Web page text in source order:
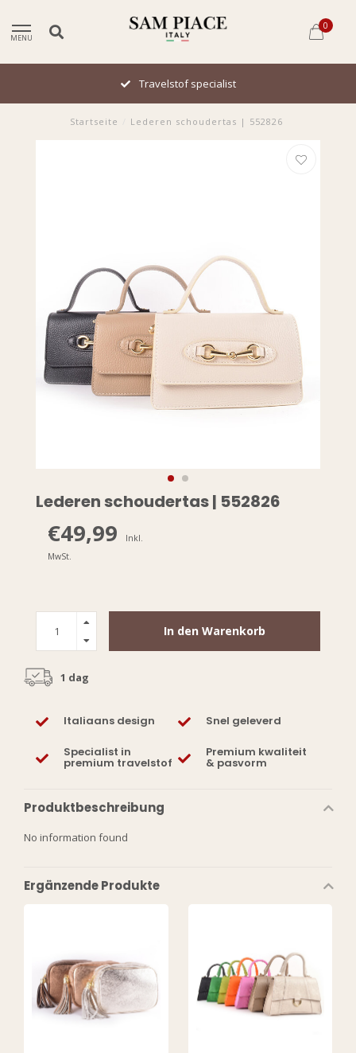
MENU
0
Travelstof specialist
Startseite Lederen schoudertas | 552826
Lederen schoudertas | 552826
€49,99
Inkl.
MwSt.
In den Warenkorb
1 dag
Italiaans design Snel geleverd
Specialist in
premium travelstof
Premium kwaliteit
& pasvorm
Produktbeschreibung
No information found
Ergänzende Produkte